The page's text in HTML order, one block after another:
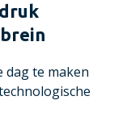
dag te maken